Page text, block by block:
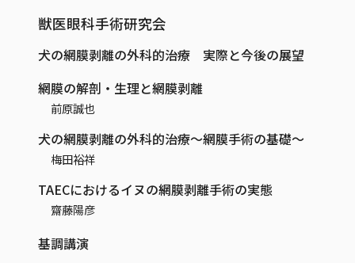
獣医眼科手術研究会
犬の網膜剥離の外科的治療 実際と今後の展望
網膜の解剖・生理と網膜剥離
前原誠也
犬の網膜剥離の外科的治療～網膜手術の基礎～
梅田裕祥
TAECにおけるイヌの網膜剥離手術の実態
齋藤陽彦
基調講演